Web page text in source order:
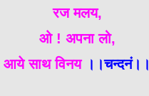
रज मलय,
ओ ! अपना लो,
आये साथ विनय ।।चन्दनं।।